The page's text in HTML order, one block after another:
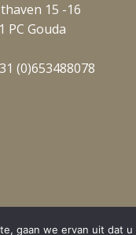
15 -16
PC Gouda
(0)653488078
gaan we ervan uit dat